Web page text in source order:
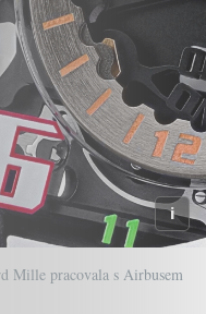
Mille pracovala s Airbusem